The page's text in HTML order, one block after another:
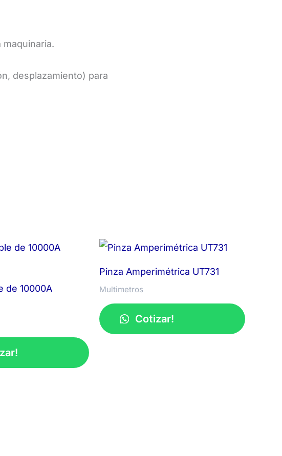
desplazamiento) para
de 10000A
Pinza Amperimétrica UT731
Multimetros
Cotizar!